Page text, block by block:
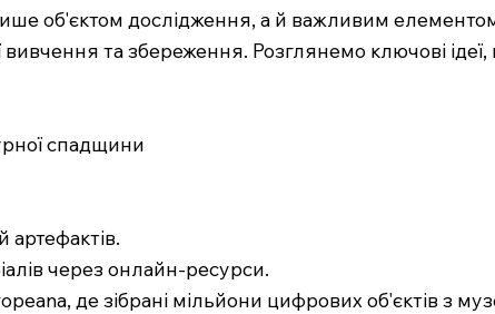
об'єктом дослідження, а й важливим елементом
вивчення та збереження. Розглянемо ключові
спадщини
через онлайн-ресурси.
де зібрані мільйони цифрових об'єктів з